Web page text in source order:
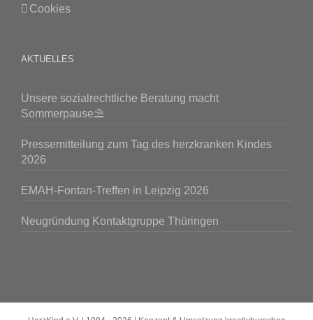
Cookies
AKTUELLES
Unsere sozialrechtliche Beratung macht
Sommerpause⛱️
Pressemitteilung zum Tag des herzkranken Kindes
2026
EMAH-Fontan-Treffen in Leipzig 2026
Neugründung Kontaktgruppe Thüringen